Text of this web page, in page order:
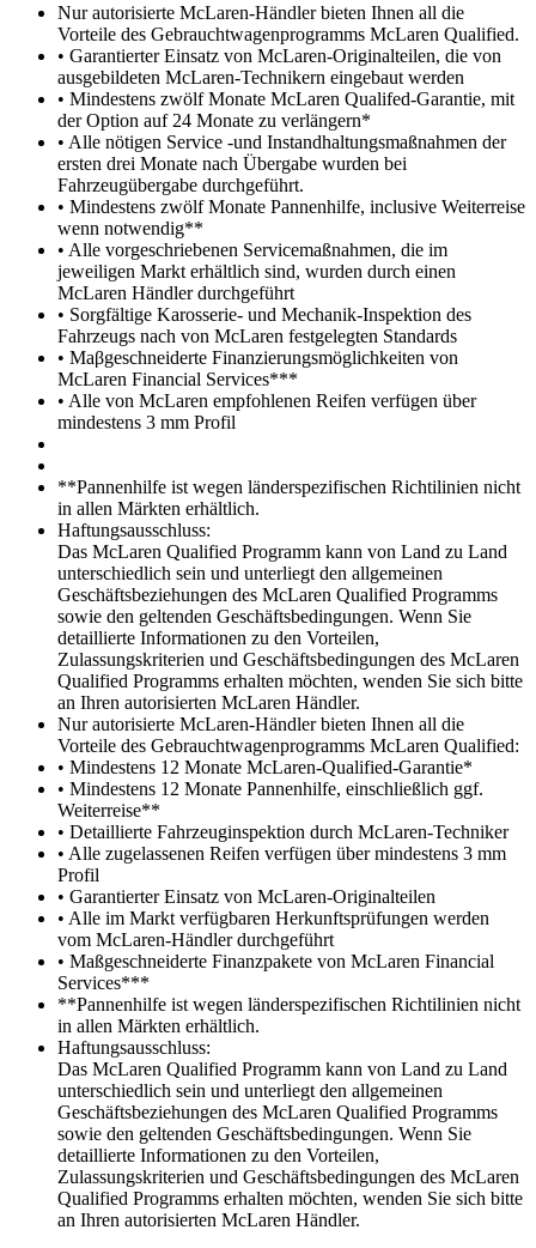
Nur autorisierte McLaren-Händler bieten Ihnen all die
Vorteile des Gebrauchtwagenprogramms McLaren Qualified.
• Garantierter Einsatz von McLaren-Originalteilen, die von
ausgebildeten McLaren-Technikern eingebaut werden
• Mindestens zwölf Monate McLaren Qualifed-Garantie, mit
der Option auf 24 Monate zu verlängern*
• Alle nötigen Service -und Instandhaltungsmaßnahmen der
ersten drei Monate nach Übergabe wurden bei
Fahrzeugübergabe durchgeführt.
• Mindestens zwölf Monate Pannenhilfe, inclusive Weiterreise
wenn notwendig**
• Alle vorgeschriebenen Servicemaßnahmen, die im
jeweiligen Markt erhältlich sind, wurden durch einen
McLaren Händler durchgeführt
• Sorgfältige Karosserie- und Mechanik-Inspektion des
Fahrzeugs nach von McLaren festgelegten Standards
• Maβgeschneiderte Finanzierungsmöglichkeiten von
McLaren Financial Services***
• Alle von McLaren empfohlenen Reifen verfügen über
mindestens 3 mm Profil
**Pannenhilfe ist wegen länderspezifischen Richtilinien nicht
in allen Märkten erhältlich.
Haftungsausschluss:
Das McLaren Qualified Programm kann von Land zu Land
unterschiedlich sein und unterliegt den allgemeinen
Geschäftsbeziehungen des McLaren Qualified Programms
sowie den geltenden Geschäftsbedingungen. Wenn Sie
detaillierte Informationen zu den Vorteilen,
Zulassungskriterien und Geschäftsbedingungen des McLaren
Qualified Programms erhalten möchten, wenden Sie sich bitte
an Ihren autorisierten McLaren Händler.
Nur autorisierte McLaren-Händler bieten Ihnen all die
Vorteile des Gebrauchtwagenprogramms McLaren Qualified:
• Mindestens 12 Monate McLaren-Qualified-Garantie*
• Mindestens 12 Monate Pannenhilfe, einschließlich ggf.
Weiterreise**
• Detaillierte Fahrzeuginspektion durch McLaren-Techniker
• Alle zugelassenen Reifen verfügen über mindestens 3 mm
Profil
• Garantierter Einsatz von McLaren-Originalteilen
• Alle im Markt verfügbaren Herkunftsprüfungen werden
vom McLaren-Händler durchgeführt
• Maßgeschneiderte Finanzpakete von McLaren Financial
Services***
**Pannenhilfe ist wegen länderspezifischen Richtilinien nicht
in allen Märkten erhältlich.
Haftungsausschluss:
Das McLaren Qualified Programm kann von Land zu Land
unterschiedlich sein und unterliegt den allgemeinen
Geschäftsbeziehungen des McLaren Qualified Programms
sowie den geltenden Geschäftsbedingungen. Wenn Sie
detaillierte Informationen zu den Vorteilen,
Zulassungskriterien und Geschäftsbedingungen des McLaren
Qualified Programms erhalten möchten, wenden Sie sich bitte
an Ihren autorisierten McLaren Händler.